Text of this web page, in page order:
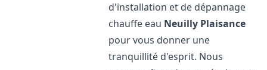
d'installation et de dépannage
chauffe eau Neuilly Plaisance
pour vous donner une
tranquillité d'esprit. Nous